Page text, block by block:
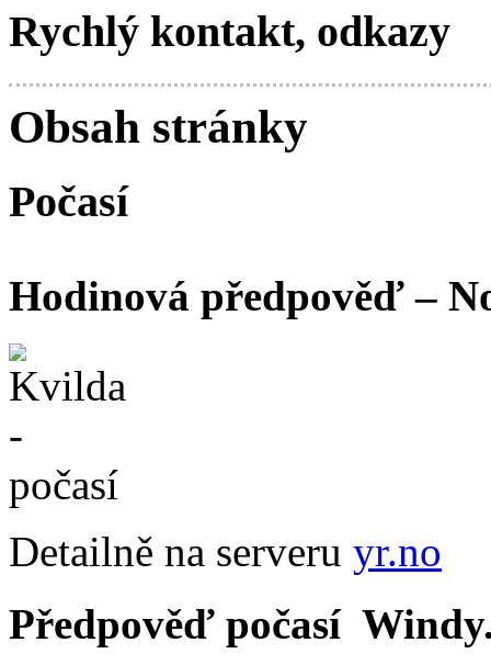
Rychlý kontakt, odkazy
Obsah stránky
Počasí
Hodinová předpověď –
Detailně na serveru yr.no
Předpověď počasí